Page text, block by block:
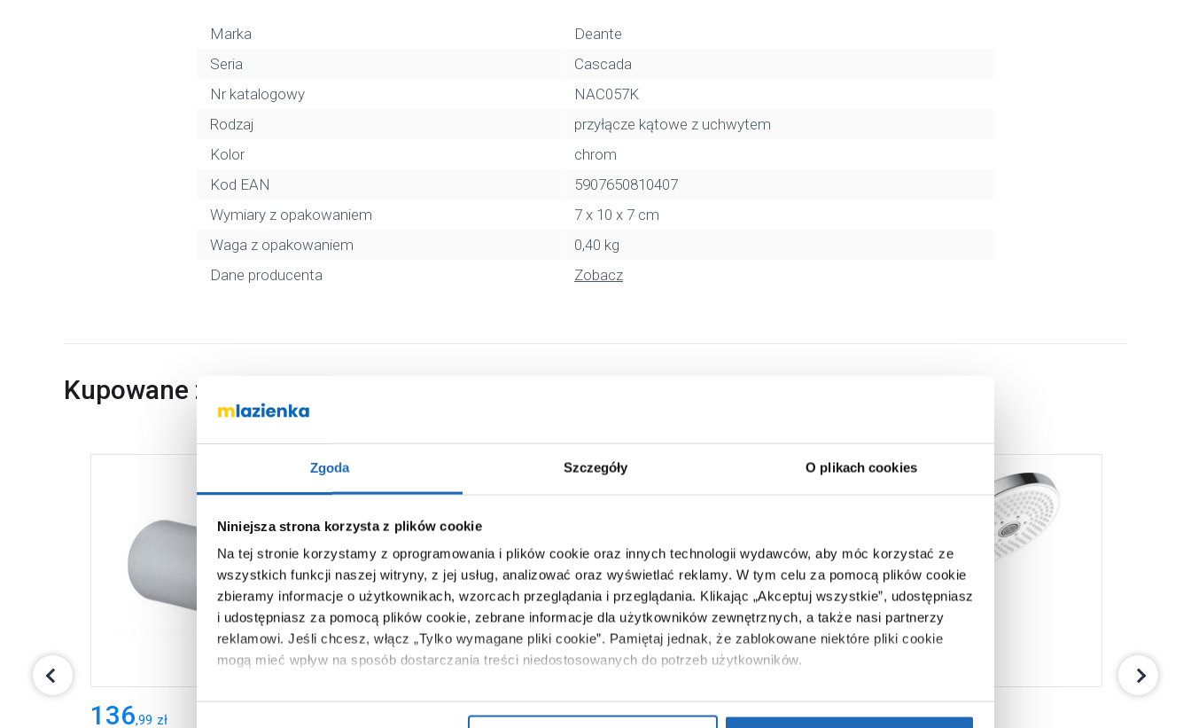
Zgoda Szczegóły O plikach cookies
Niniejsza strona korzysta z plików cookie
Na tej stronie korzystamy z oprogramowania i plików cookie oraz innych technologii wydawców, aby móc korzystać ze
wszystkich funkcji naszej witryny, z jej usług, analizować oraz wyświetlać reklamy. W tym celu za pomocą plików cookie
zbieramy informacje o użytkownikach, wzorcach przeglądania i przeglądania. Klikając „Akceptuj wszystkie”, udostępniasz
i udostępniasz za pomocą plików cookie, zebrane informacje dla użytkowników zewnętrznych, a także nasi partnerzy
reklamowi. Jeśli chcesz, włącz „Tylko wymagane pliki cookie”. Pamiętaj jednak, że zablokowane niektóre pliki cookie
mogą mieć wpływ na sposób dostarczania treści niedostosowanych do potrzeb użytkowników.
Aby uzyskać więcej informacji na temat plików plików cookie, kliknij „Ustawienia plików cookie”.Jeśli chcesz uzyskać
Marka
Deante
Seria
Cascada
Nr katalogowy
NAC057K
Rodzaj
przyłącze kątowe z uchwytem
Kolor
chrom
Kod EAN
5907650810407
Wymiary z opakowaniem
7 x 10 x 7 cm
Waga z opakowaniem
0,40 kg
Dane producenta
Zobacz
Kupowane z
136,99 zł 224,98 zł 225,97 zł